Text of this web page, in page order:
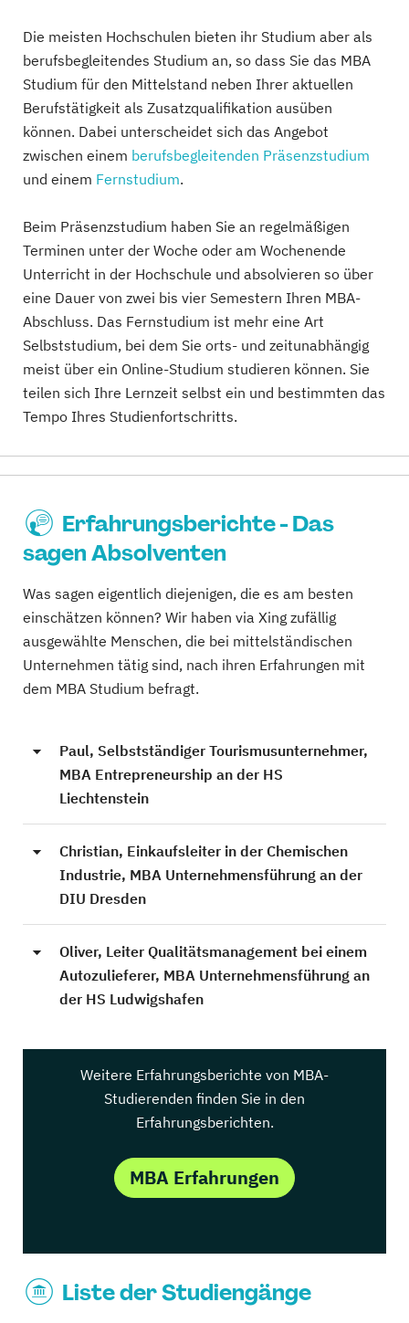
Die meisten Hochschulen bieten ihr Studium aber als
berufsbegleitendes Studium an, so dass Sie das MBA
Studium für den Mittelstand neben Ihrer aktuellen
Berufstätigkeit als Zusatzqualifikation ausüben
können. Dabei unterscheidet sich das Angebot
zwischen einem berufsbegleitenden Präsenzstudium
und einem Fernstudium.
Beim Präsenzstudium haben Sie an regelmäßigen
Terminen unter der Woche oder am Wochenende
Unterricht in der Hochschule und absolvieren so über
eine Dauer von zwei bis vier Semestern Ihren MBA-
Abschluss. Das Fernstudium ist mehr eine Art
Selbststudium, bei dem Sie orts- und zeitunabhängig
meist über ein Online-Studium studieren können. Sie
teilen sich Ihre Lernzeit selbst ein und bestimmten das
Tempo Ihres Studienfortschritts.
Erfahrungsberichte - Das
sagen Absolventen
Was sagen eigentlich diejenigen, die es am besten
einschätzen können? Wir haben via Xing zufällig
ausgewählte Menschen, die bei mittelständischen
Unternehmen tätig sind, nach ihren Erfahrungen mit
dem MBA Studium befragt.
Paul, Selbstständiger Tourismusunternehmer,
MBA Entrepreneurship an der HS
Liechtenstein
Christian, Einkaufsleiter in der Chemischen
Industrie, MBA Unternehmensführung an der
DIU Dresden
Oliver, Leiter Qualitätsmanagement bei einem
Autozulieferer, MBA Unternehmensführung an
der HS Ludwigshafen
Weitere Erfahrungsberichte von MBA-
Studierenden finden Sie in den
Erfahrungsberichten.
MBA Erfahrungen
Liste der Studiengänge